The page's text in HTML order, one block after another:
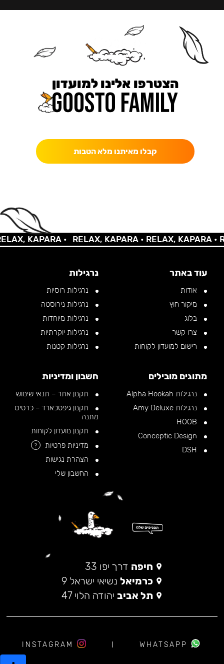
הצטרפו אלינו למועדון
קבלו מאיתנו מלא הטבות
KAPARA • RELAX, KAPARA •RELAX, KAPARA •
עוד באתר
אודות
מיקור חוץ
בלוג
צרו קשר
רישום למועדון לקוחות
נרגילות
נרגילות רוסיות
נרגילות נירוסטה
נרגילות מיוחדות
נרגילות יוקרתיות
נרגילות קטנות
מתוגים מובילים
נרגילות Alpha Hookah
נרגילות Amy Deluxe
חשבון ומדיניות
תקנון אתר – תנאי שימוש
תקנון גיפטכארד – כרטיס
מתנה
תקנון מועדון לקוחות
מדיניות פרטיות
?
הצהרת נגישות
החשבון שלי
חיפה דרך יפו 33
כרמיאל נשיאי ישראל 9
תל אביב יהודה הלוי 47
WHATSAPP
INSTAGRAM